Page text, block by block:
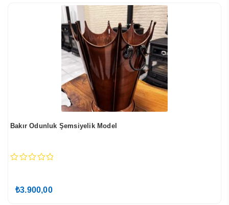
Bakır Odunluk Şemsiyelik Model
₺3.900,00